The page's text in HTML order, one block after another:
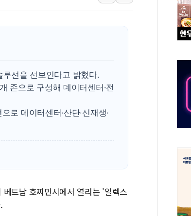
구광모, 내주 실리콘밸리서 젠슨 황 재회…로봇·AI
뉴욕증시 개장 전 특징주...모더나·아이온큐·도
김정관 장관 "영업이익 N% 성과급 반대…상법·자
션을 선보인다고 밝혔다.
존으로 구성해 데이터센터·전
로 데이터센터·산단·신재생·
트남 호찌민시에서 열리는 '일렉스